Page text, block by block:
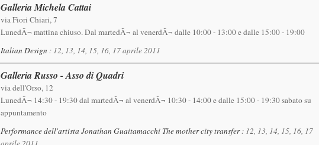
Galleria Michela Cattai
via Fiori Chiari, 7
LunedÃ¬ mattina chiuso. Dal martedÃ¬ al venerdÃ¬ dalle 10:00 - 13:00 e dalle 15:00 - 19:00
Italian Design : 12, 13, 14, 15, 16, 17 aprile 2011
Galleria Russo - Asso di Quadri
via dell'Orso, 12
LunedÃ¬ 14:30 - 19:30 dal martedÃ¬ al venerdÃ¬ 10:30 - 14:00 e dalle 15:00 - 19:30 sabato su
appuntamento
Performance dell'artista Jonathan Guaitamacchi The mother city transfer: 12, 13, 14, 15, 16, 17